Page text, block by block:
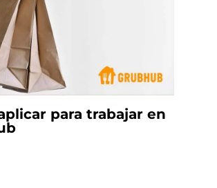
para trabajar en